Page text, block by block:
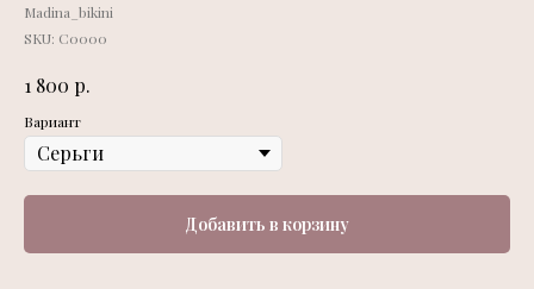
Madina_bikini
SKU: С0000
1 800 р.
Вариант
Добавить в корзину